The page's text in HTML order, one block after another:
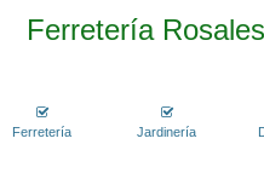
Ferretería
Ferretería Jardinería